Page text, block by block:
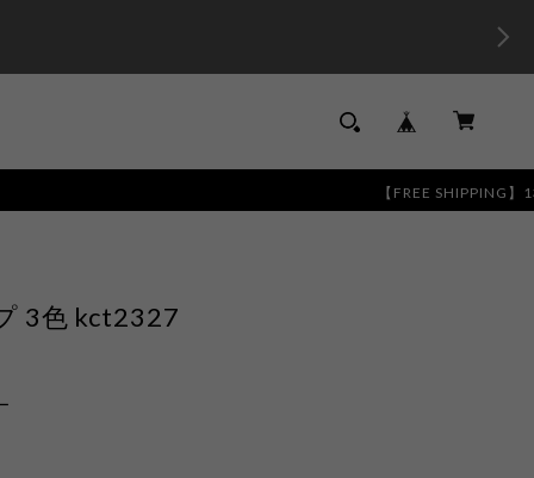
【FREE SHIPPING】13,000円以上の
3色 kct2327